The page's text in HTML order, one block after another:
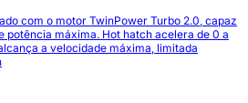
com o motor TwinPower Turbo 2.0, capaz
potência máxima. Hot hatch acelera de 0 a
a velocidade máxima, limitada